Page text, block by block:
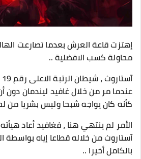
محاولة كسب الافضلية ..
عندما مر من خلال غافيد ليندمان
كأنه كان يواجه شبحا وليس بشريا من
الأمر لم ينتهي هنا ، فغافيد أعاد
آستاروث من خلاله قطاعا إياه بواسطة
بالكامل أخيرا ..